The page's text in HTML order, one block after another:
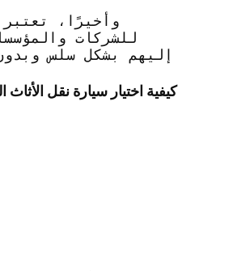
وأخيرًا،
للشركات
إليهم بشكل سلس
كيفية اختيار سيارة نقل الأثاث